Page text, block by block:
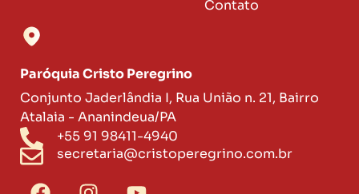
Contato
Paróquia Cristo Peregrino
Conjunto Jaderlândia I, Rua União n. 21, Bairro
Atalaia - Ananindeua/PA
+55 91 98411-4940
secretaria@cristoperegrino.com.br